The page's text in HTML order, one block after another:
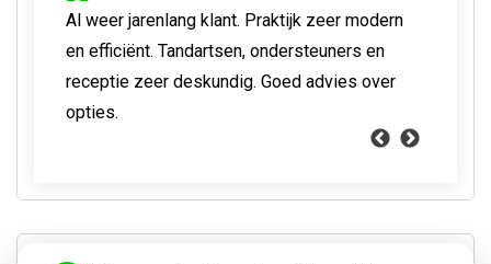
Al weer jarenlang klant. Praktijk zeer modern
en efficiënt. Tandartsen, ondersteuners en
receptie zeer deskundig. Goed advies over
opties.
Professionele tandarts.
Wortelkanaalbehandeling zonder centje pijn.
Nu nieuwe kroon. Goed gelukt. Moderne
apparatuur. Je hoeft nooit lang te wachten.
Deskundige en professionele tandarts. Geen
overbodig gedoe en helpt altijd snel
Wat een goede praktijk is dit, kundig en aardig
personeel, een goed werkend team!
Vriendelijke tandartsen en assistenten en
geen lange wachttijden.
Erg klantvriendelijk! Je kan, als het nodig, is
altijd snel terecht en je wordt uitstekend
geholpen.
Hele fijne praktijk, modern, super schoon en
kundig. Ik ben geen fan de tandarts, maar hier
stellen ze je op gemak.